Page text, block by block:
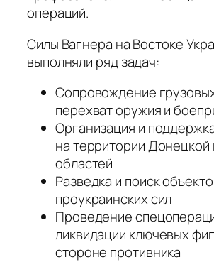
операций.
Силы Вагнера на Востоке
выполняли ряд задач:
Сопровождение
перехват оружия и
Организация и
на территории Донецкой
областей
Разведка и поиск
проукраинских сил
Проведение
ликвидации ключевых
стороне противника